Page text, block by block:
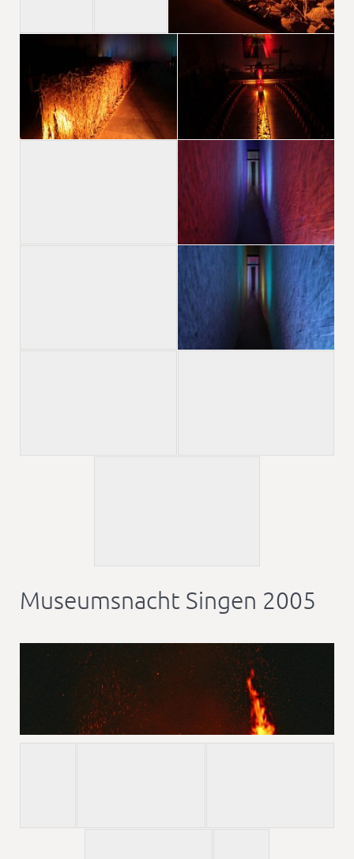
Museumsnacht Singen 2005